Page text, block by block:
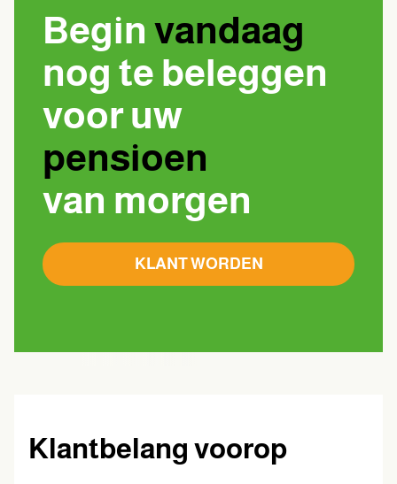
Begin vandaag
nog te beleggen
voor uw
pensioen
van morgen
KLANT WORDEN
Klantbelang voorop